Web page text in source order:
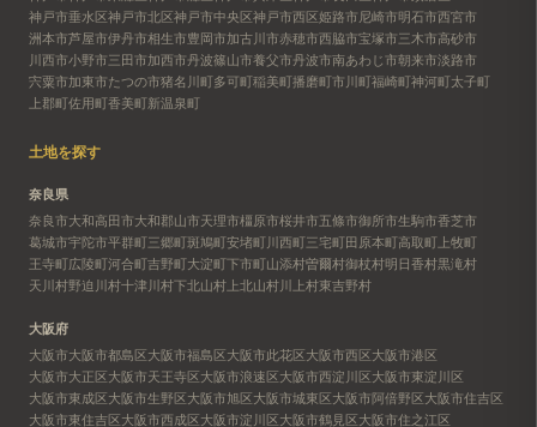
神戸市垂水区神戸市北区神戸市中央区神戸市西区姫路市尼崎市明石市西宮市
洲本市芦屋市伊丹市相生市豊岡市加古川市赤穂市西脇市宝塚市三木市高砂市
川西市小野市三田市加西市丹波篠山市養父市丹波市南あわじ市朝来市淡路市
宍粟市加東市たつの市猪名川町多可町稲美町播磨町市川町福崎町神河町太子町
上郡町佐用町香美町新温泉町
土地を探す
奈良県
奈良市大和高田市大和郡山市天理市橿原市桜井市五條市御所市生駒市香芝市
葛城市宇陀市平群町三郷町斑鳩町安堵町川西町三宅町田原本町高取町 上牧町
王寺町広陵町河合町吉野町大淀町下市町山添村曽爾村御杖村明日香村黒滝村
天川村野迫川村十津川村下北山村 上北山村川上村東吉野村
大阪府
大阪市大阪市都島区大阪市福島区大阪市此花区大阪市西区大阪市港区
大阪市大正区大阪市天王寺区大阪市浪速区大阪市西淀川区大阪市東淀川区
大阪市東成区大阪市生野区大阪市旭区大阪市城東区大阪市阿倍野区大阪市住吉区
大阪市東住吉区大阪市西成区大阪市淀川区大阪市鶴見区大阪市住之江区